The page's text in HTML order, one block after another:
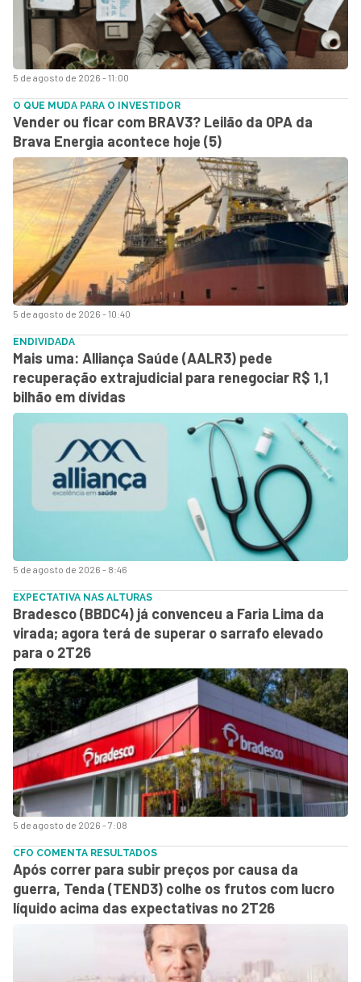
5 de agosto de 2026 - 11:00
5 de agosto de 2026 - 10:40
O QUE MUDA PARA O INVESTIDOR
Vender ou ficar com BRAV3? Leilão da OPA da
Brava Energia acontece hoje (5)
5 de agosto de 2026 - 8:46
ENDIVIDADA
Mais uma: Alliança Saúde (AALR3) pede
recuperação extrajudicial para renegociar R$ 1,1
bilhão em dívidas
5 de agosto de 2026 - 7:08
EXPECTATIVA NAS ALTURAS
Bradesco (BBDC4) já convenceu a Faria Lima da
virada; agora terá de superar o sarrafo elevado
para o 2T26
CFO COMENTA RESULTADOS
Após correr para subir preços por causa da
guerra, Tenda (TEND3) colhe os frutos com lucro
líquido acima das expectativas no 2T26